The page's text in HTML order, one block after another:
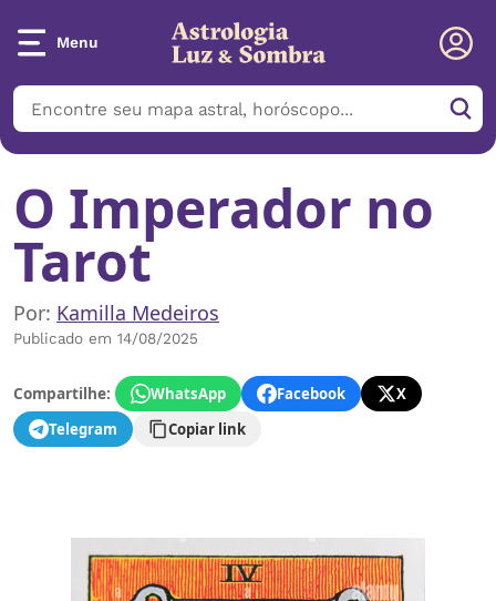
Menu
O Imperador no
Tarot
Por: Kamilla Medeiros
Publicado em 14/08/2025
Compartilhe: WhatsApp Facebook
X
Telegram
Copiar link